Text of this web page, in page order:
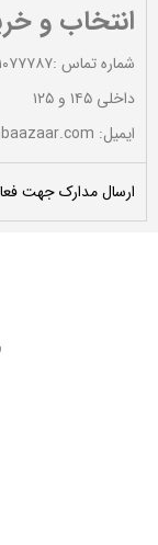
انتخاب و
شماره تماس :۹۱۰۷۷۷۸۷-۰۲۱
داخلی ۱۴۵ و ۱۲۵
ایمیل: info@allinbaazaar.com
ارسال مدارک جهت